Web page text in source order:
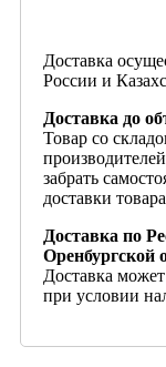
Доставка
России и
Доставка до
Товар со
забрать
доставки
Доставка по
Оренбургской
Доставка
при условии